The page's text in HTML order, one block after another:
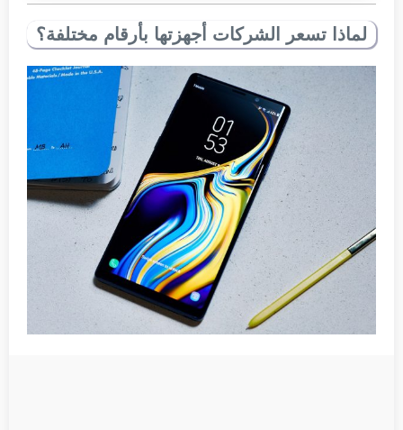
لماذا تسعر الشركات أجهزتها بأرقام مختلفة؟